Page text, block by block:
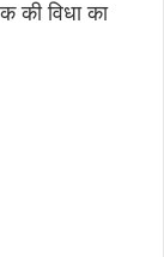
की विधा का